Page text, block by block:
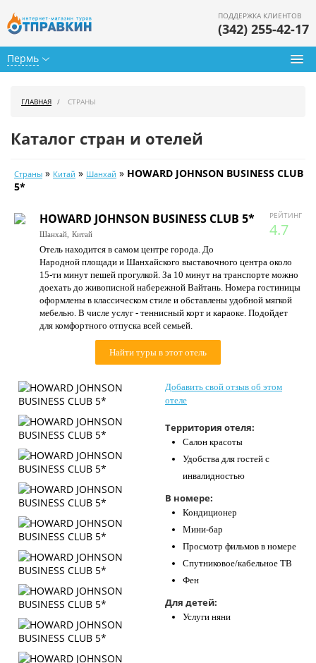
Пермь
ПОДДЕРЖКА КЛИЕНТОВ
(342) 255-42-17
Календарь туров
Цены дня
Страны
Как купить
О нас
Контакты
ГЛАВНАЯ СТРАНЫ
Каталог стран и отелей
Страны » Китай » Шанхай » HOWARD JOHNSON BUSINESS CLUB
5*
РЕЙТИНГ
4.7
HOWARD JOHNSON BUSINESS CLUB 5*
Шанхай, Китай
Отель находится в самом центре города. До
Народной площади и Шанхайского выставочного центра около
15-ти минут пешей прогулкой. За 10 минут на транспорте можно
доехать до живописной набережной Вайтань. Номера гостиницы
оформлены в классическом стиле и обставлены удобной мягкой
мебелью. В числе услуг - теннисный корт и караоке. Подойдет
для комфортного отпуска всей семьей.
Найти туры в этот отель
Добавить свой отзыв об этом
отеле
Территория отеля:
Салон красоты
Удобства для гостей с
инвалидностью
В номере:
Кондиционер
Мини-бар
Просмотр фильмов в номере
Спутниковое/кабельное ТВ
Фен
Для детей:
Услуги няни